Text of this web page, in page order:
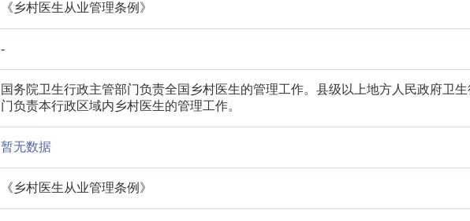
《乡村医生从业管理条例》
-
国务院卫生行政主管部门负责全国乡村医生的管理工作。县级以上地方人民政府卫
门负责本行政区域内乡村医生的管理工作。
暂无数据
《乡村医生从业管理条例》